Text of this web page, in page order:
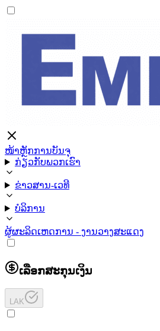
ໜ້າຫຼັກການບັນຈຸ
ກ່ຽວກັບພວກເຮົາ
ຂ່າວສານ-ເວທີ
ບໍລິການ
ຜູ້ຜະລິດເຫດການ - ງານວາງສະແດງ
ເລືອກສະກຸນເງິນ
LAK